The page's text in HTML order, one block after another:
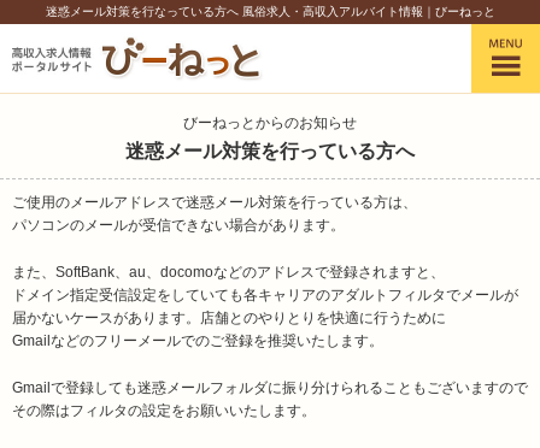
迷惑メール対策を行なっている方へ 風俗求人・高収入アルバイト情報｜びーねっと
びーねっとからのお知らせ
迷惑メール対策を行っている方へ
ご使用のメールアドレスで迷惑メール対策を行っている方は、
パソコンのメールが受信できない場合があります。
また、SoftBank、au、docomoなどのアドレスで登録されますと、
ドメイン指定受信設定をしていても各キャリアのアダルトフィルタでメールが
届かないケースがあります。店舗とのやりとりを快適に行うために
Gmailなどのフリーメールでのご登録を推奨いたします。
Gmailで登録しても迷惑メールフォルダに振り分けられることもございますので
その際はフィルタの設定をお願いいたします。